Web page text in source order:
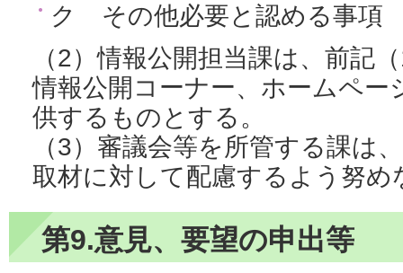
ク その他必要と認める事項
（2）情報公開担当課は、前記
情報公開コーナー、ホームペー
供するものとする。
（3）審議会等を所管する課は
取材に対して配慮するよう努
第9.意見、要望の申出等